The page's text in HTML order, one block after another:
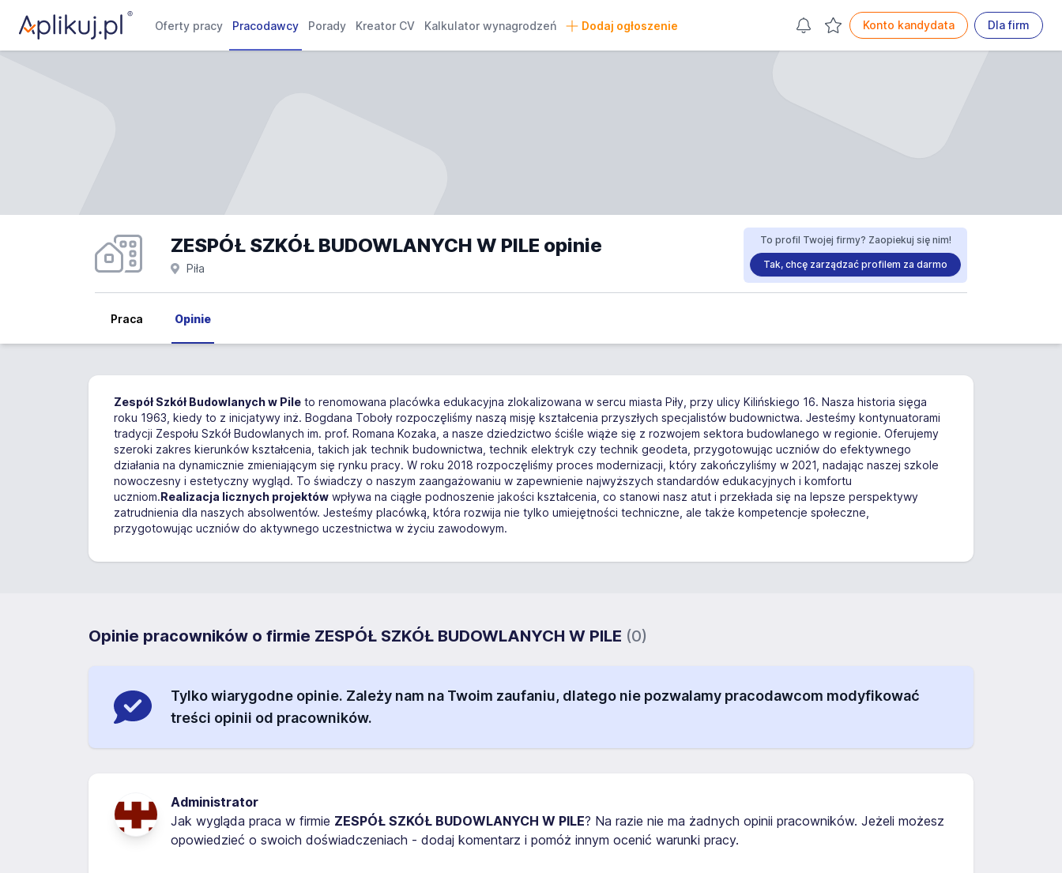
Oferty pracy Pracodawcy Porady Kreator CV Kalkulator wynagrodzeń Dodaj ogłoszenie Konto kandydata Dla firm
ZESPÓŁ SZKÓŁ BUDOWLANYCH W PILE opinie
Piła
To profil Twojej firmy? Zaopiekuj się nim!
Tak, chcę zarządzać profilem za darmo
Praca Opinie
Zespół Szkół Budowlanych w Pile to renomowana placówka edukacyjna zlokalizowana w sercu miasta Piły, przy ulicy Kilińskiego 16. Nasza historia sięga
roku 1963, kiedy to z inicjatywy inż. Bogdana Toboły rozpoczęliśmy naszą misję kształcenia przyszłych specjalistów budownictwa. Jesteśmy kontynuatorami
tradycji Zespołu Szkół Budowlanych im. prof. Romana Kozaka, a nasze dziedzictwo ściśle wiąże się z rozwojem sektora budowlanego w regionie. Oferujemy
szeroki zakres kierunków kształcenia, takich jak technik budownictwa, technik elektryk czy technik geodeta, przygotowując uczniów do efektywnego
działania na dynamicznie zmieniającym się rynku pracy. W roku 2018 rozpoczęliśmy proces modernizacji, który zakończyliśmy w 2021, nadając naszej szkole
nowoczesny i estetyczny wygląd. To świadczy o naszym zaangażowaniu w zapewnienie najwyższych standardów edukacyjnych i komfortu
uczniom.Realizacja licznych projektów wpływa na ciągłe podnoszenie jakości kształcenia, co stanowi nasz atut i przekłada się na lepsze perspektywy
zatrudnienia dla naszych absolwentów. Jesteśmy placówką, która rozwija nie tylko umiejętności techniczne, ale także kompetencje społeczne,
przygotowując uczniów do aktywnego uczestnictwa w życiu zawodowym.
Opinie pracowników o firmie ZESPÓŁ SZKÓŁ BUDOWLANYCH W PILE (0)
Tylko wiarygodne opinie. Zależy nam na Twoim zaufaniu, dlatego nie pozwalamy pracodawcom modyfikować
treści opinii od pracowników.
Administrator
Jak wygląda praca w firmie ZESPÓŁ SZKÓŁ BUDOWLANYCH W PILE? Na razie nie ma żadnych opinii pracowników. Jeżeli możesz
opowiedzieć o swoich doświadczeniach - dodaj komentarz i pomóż innym ocenić warunki pracy.